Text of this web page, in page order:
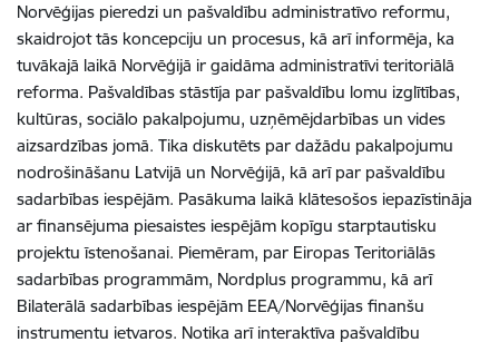
Norvēģijas pieredzi un pašvaldību administratīvo reformu,
skaidrojot tās koncepciju un procesus, kā arī informēja, ka
tuvākajā laikā Norvēģijā ir gaidāma administratīvi teritoriālā
reforma. Pašvaldības stāstīja par pašvaldību lomu izglītības,
kultūras, sociālo pakalpojumu, uzņēmējdarbības un vides
aizsardzības jomā. Tika diskutēts par dažādu pakalpojumu
nodrošināšanu Latvijā un Norvēģijā, kā arī par pašvaldību
sadarbības iespējām. Pasākuma laikā klātesošos iepazīstināja
ar finansējuma piesaistes iespējām kopīgu starptautisku
projektu īstenošanai. Piemēram, par Eiropas Teritoriālās
sadarbības programmām, Nordplus programmu, kā arī
Bilaterālā sadarbības iespējām EEA/Norvēģijas finanšu
instrumentu ietvaros. Notika arī interaktīva pašvaldību